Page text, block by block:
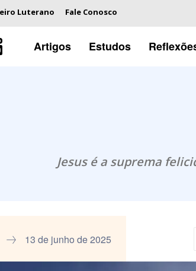
Luterano Fale Conosco
Artigos Estudos
Jesus é a suprema
13 de junho de 2025